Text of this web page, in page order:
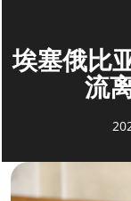
埃塞俄比
流